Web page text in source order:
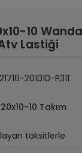
10 Wanda
Lastiği
201010-P311
10 Takım
taksitlerle